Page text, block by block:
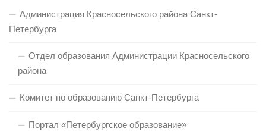
Администрация Красносельского района Санкт-
Петербурга
Отдел образования Администрации Красносельского
района
Комитет по образованию Санкт-Петербурга
Портал «Петербургское образование»